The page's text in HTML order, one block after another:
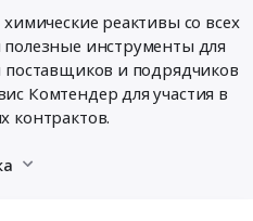
реактивы со всех
полезные инструменты для
поставщиков и подрядчиков
Комтендер для участия в
контрактов.